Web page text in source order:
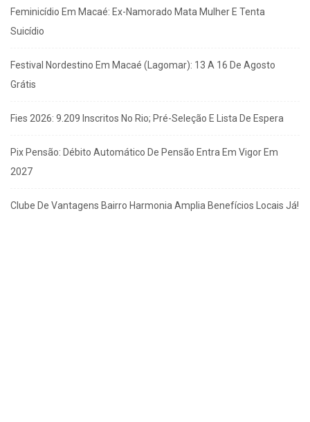
Feminicídio Em Macaé: Ex-Namorado Mata Mulher E Tenta
Suicídio
Festival Nordestino Em Macaé (Lagomar): 13 A 16 De Agosto
Grátis
Fies 2026: 9.209 Inscritos No Rio; Pré-Seleção E Lista De Espera
Pix Pensão: Débito Automático De Pensão Entra Em Vigor Em
2027
Clube De Vantagens Bairro Harmonia Amplia Benefícios Locais Já!